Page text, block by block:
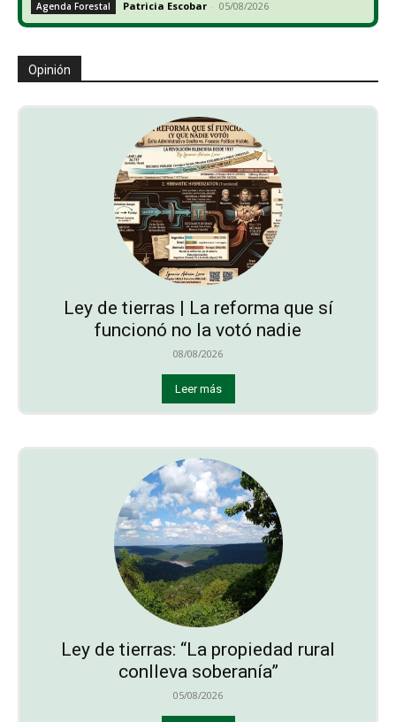
Agenda Forestal Patricia Escobar - 05/08/2026
Opinión
Ley de tierras | La reforma que sí
funcionó no la votó nadie
08/08/2026
Leer más
Ley de tierras: “La propiedad rural
conlleva soberanía”
05/08/2026